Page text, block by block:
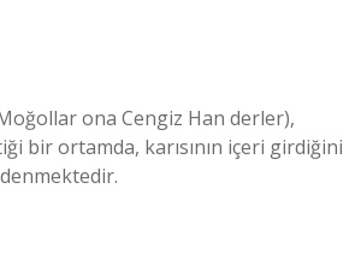
ona Cengiz Han derler),
bir ortamda, karısının içeri girdiğini